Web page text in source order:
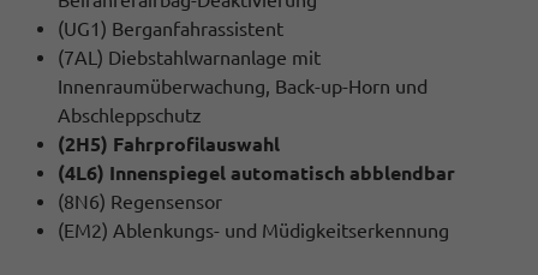
(UG1) Berganfahrassistent
(7AL) Diebstahlwarnanlage mit
Innenraumüberwachung, Back-up-Horn und
Abschleppschutz
(2H5) Fahrprofilauswahl
(4L6) Innenspiegel automatisch abblendbar
(8N6) Regensensor
(EM2) Ablenkungs- und Müdigkeitserkennung